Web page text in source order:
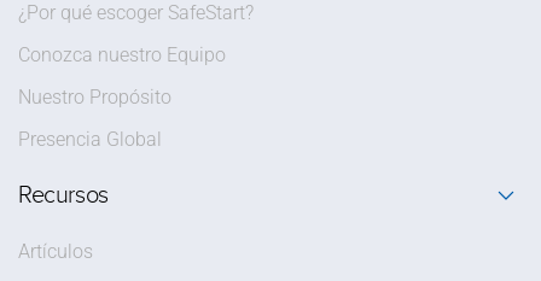
¿Por qué escoger SafeStart?
Conozca nuestro Equipo
Nuestro Propósito
Presencia Global
Recursos
Artículos